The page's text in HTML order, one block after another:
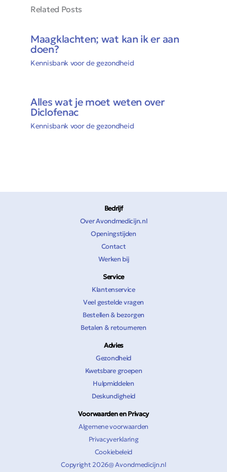
Related Posts
Maagklachten; wat kan ik er aan
doen?
Kennisbank voor de gezondheid
Alles wat je moet weten over
Diclofenac
Kennisbank voor de gezondheid
Bedrijf
Over Avondmedicijn.nl
Openingstijden
Contact
Werken bij
Service
Klantenservice
Veel gestelde vragen
Bestellen & bezorgen
Betalen & retourneren
Advies
Gezondheid
Kwetsbare groepen
Hulpmiddelen
Deskundigheid
Voorwaarden en Privacy
Algemene voorwaarden
Privacyverklaring
Cookiebeleid
Copyright 2026@ Avondmedicijn.nl